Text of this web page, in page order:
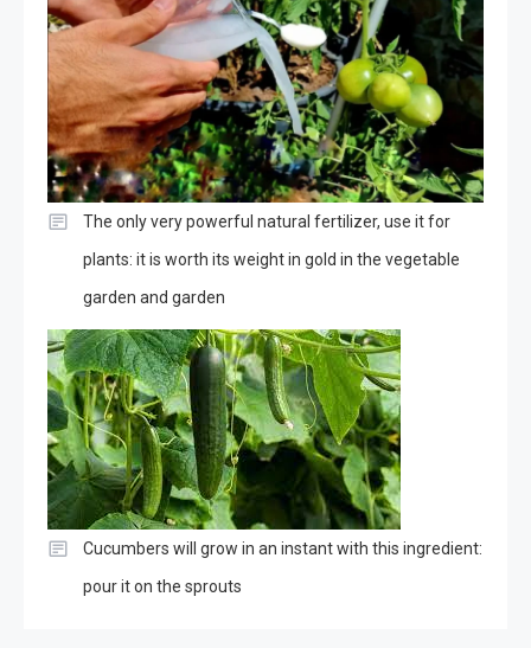
The only very powerful natural fertilizer, use it for
plants: it is worth its weight in gold in the vegetable
garden and garden
Cucumbers will grow in an instant with this ingredient:
pour it on the sprouts